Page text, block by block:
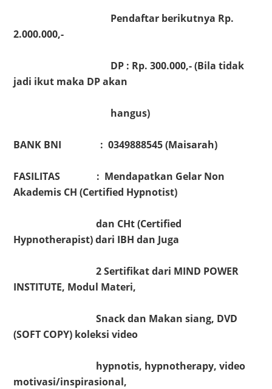
Pendaftar berikutnya Rp.
2.000.000,-
DP : Rp. 300.000,- (Bila tidak
jadi ikut maka DP akan
hangus)
BANK BNI : 0349888545 (Maisarah)
FASILITAS : Mendapatkan Gelar Non
Akademis CH (Certified Hypnotist)
dan CHt (Certified
Hypnotherapist) dari IBH dan Juga
2 Sertifikat dari MIND POWER
INSTITUTE, Modul Materi,
Snack dan Makan siang, DVD
(SOFT COPY) koleksi video
hypnotis, hypnotherapy, video
motivasi/inspirasional,